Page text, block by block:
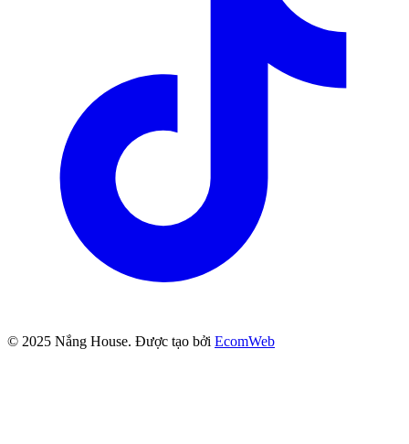
© 2025 Nắng House. Được tạo bởi EcomWeb